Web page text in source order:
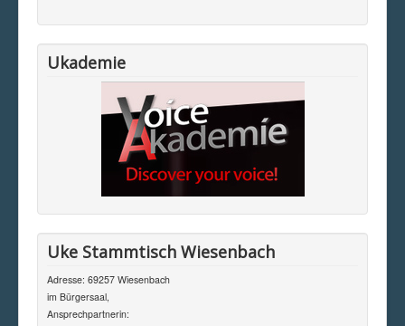
Ukademie
Uke Stammtisch Wiesenbach
Adresse: 69257 Wiesenbach
im Bürgersaal,
Ansprechpartnerin: